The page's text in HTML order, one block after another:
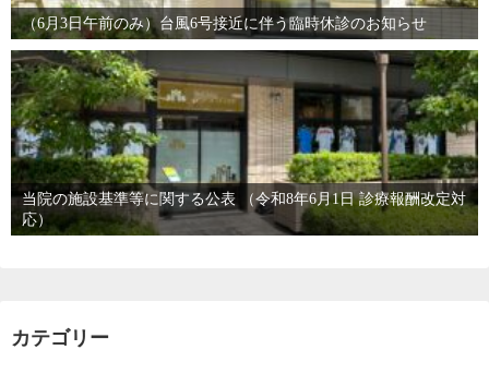
（6月3日午前のみ）台風6号接近に伴う臨時休診のお知らせ
当院の施設基準等に関する公表 （令和8年6月1日 診療報酬改定対
応）
カテゴリー